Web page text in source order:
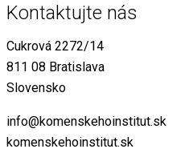
Kontaktujte nás
Cukrová 2272/14
811 08 Bratislava
Slovensko
info@komenskehoinstitut.sk
komenskehoinstitut.sk